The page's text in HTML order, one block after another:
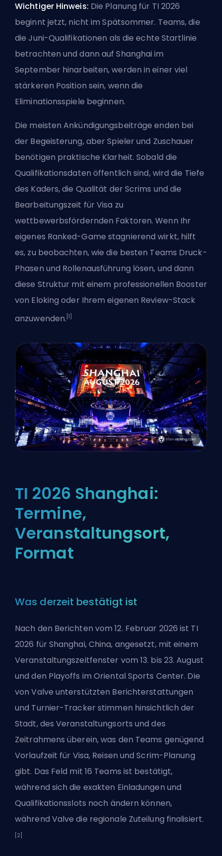
Wichtiger Hinweis: Die Planung für TI 2026
beginnt jetzt, nicht im Spätsommer. Teams, die
die Juni-Qualifikationen als die echte Startlinie
betrachten und dann auf Shanghai im
September hinarbeiten, werden in einer viel
stärkeren Position sein, wenn die
Eliminationsspiele beginnen.
Die meisten Ankündigungsbeiträge enden bei
der Begeisterung, aber Spieler und Zuschauer
benötigen praktische Klarheit. Sobald die
Qualifikationsdaten öffentlich sind, wird die Tiefe
des Kaders, die Qualität der Scrims und die
Bearbeitungszeit für Visa zu
wettbewerbsfördernden Faktoren. Wenn Ihr
eigenes Ranked-Game stagnierend wirkt, hilft
es, zu beobachten, wie die besten Teams Druck-
Phasen und Rollenausführung lösen, und dann
diese Struktur mit einem professionellen Booster
von Eloking oder Ihrem eigenen Review-Stack
anzuwenden. [1]
TI 2026 Shanghai:
Termine,
Veranstaltungsort,
Format
Was derzeit bestätigt ist
Nach den Berichten vom 12. Februar 2026 ist TI
2026 für Shanghai, China, angesetzt, mit einem
Veranstaltungszeitfenster vom 13. bis 23. August
und den Playoffs im Oriental Sports Center. Die
von Valve unterstützten Berichterstattungen
und Turnier-Tracker stimmen hinsichtlich der
Stadt, des Veranstaltungsorts und des
Zeitrahmens überein, was den Teams genügend
Vorlaufzeit für Visa, Reisen und Scrim-Planung
gibt. Das Feld mit 16 Teams ist bestätigt,
während sich die exakten Einladungen und
Qualifikationsslots noch ändern können,
während Valve die regionale Zuteilung finalisiert.
[2]